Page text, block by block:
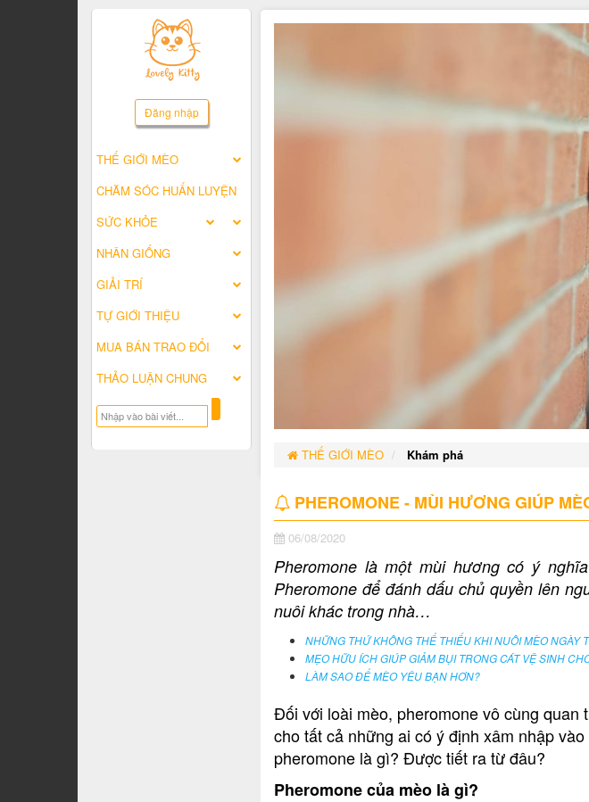
Đăng nhập
THẾ GIỚI MÈO
CHĂM SÓC HUẤN LUYỆN
SỨC KHỎE
NHÂN GIỐNG
GIẢI TRÍ
TỰ GIỚI THIỆU
MUA BÁN TRAO ĐỔI
THẢO LUẬN CHUNG
THẾ GIỚI MÈO Khám phá
PHEROMONE - MÙI HƯƠNG GIÚP
06/08/2020
Pheromone là một mùi hương có ý
Pheromone để đánh dấu chủ quyền lên
nuôi khác trong nhà…
NHỮNG THỨ KHÔNG THỂ THIẾU KHI NUÔI MÈO NGÀY
MẸO HỮU ÍCH GIÚP GIẢM BỤI TRONG CÁT VỆ SINH
LÀM SAO ĐỂ MÈO YÊU BẠN HƠN?
Đối với loài mèo, pheromone vô cùng
cho tất cả những ai có ý định xâm nhập
pheromone là gì? Được tiết ra từ đâu?
Pheromone của mèo là gì?